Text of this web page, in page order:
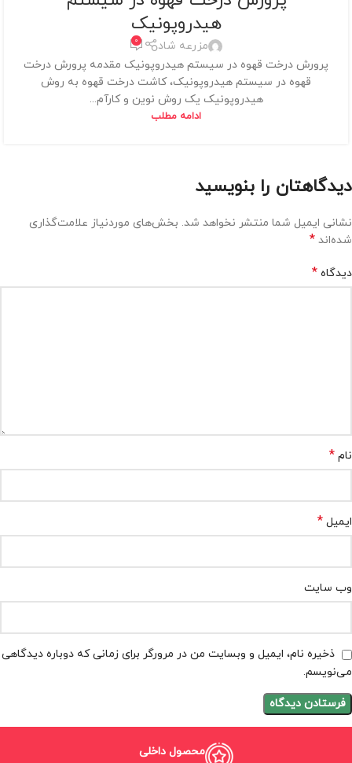
هیدروپونیک
مزرعه شاد 0
پرورش درخت قهوه در سیستم هیدروپونیک مقدمه پرورش درخت
قهوه در سیستم هیدروپونیک، کاشت درخت قهوه به روش
هیدروپونیک یک روش نوین و کارآم...
ادامه مطلب
دیدگاهتان را بنویسید
نشانی ایمیل شما منتشر نخواهد شد. بخش‌های موردنیاز علامت‌گذاری
شده‌اند *
دیدگاه *
نام *
ایمیل *
وب‌ سایت
ذخیره نام، ایمیل و وبسایت من در مرورگر برای زمانی که دوباره دیدگاهی
می‌نویسم.
محصول داخلی